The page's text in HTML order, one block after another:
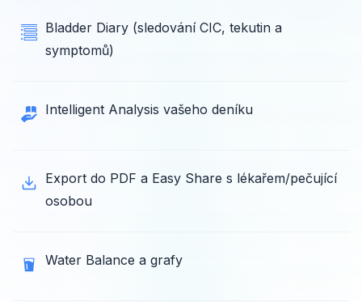
Bladder Diary (sledování CIC, tekutin a
symptomů)
Intelligent Analysis vašeho deníku
Export do PDF a Easy Share s lékařem/pečující
osobou
Water Balance a grafy